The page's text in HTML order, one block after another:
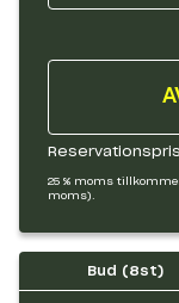
25 % moms
moms).
Bud (8st)